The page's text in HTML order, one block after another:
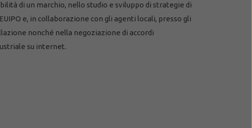
di un marchio, nello studio e sviluppo di strategie di
e, in collaborazione con gli agenti locali, presso gli
nonché nella negoziazione di accordi
su internet.